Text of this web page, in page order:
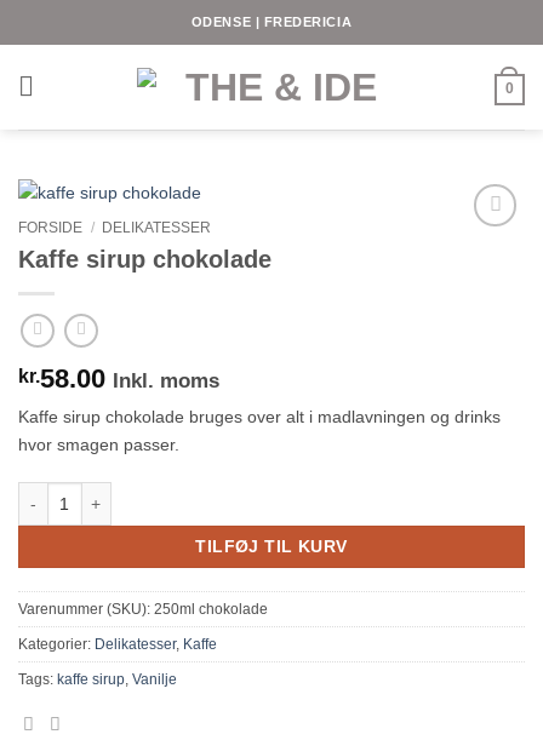
ODENSE | FREDERICIA
0
FORSIDE / DELIKATESSER
Kaffe sirup chokolade
kr.58.00 Inkl. moms
Kaffe sirup chokolade bruges over alt i madlavningen og drinks
hvor smagen passer.
TILFØJ TIL KURV
Varenummer (SKU): 250ml chokolade
Kategorier: Delikatesser, Kaffe
Tags: kaffe sirup Vanilje